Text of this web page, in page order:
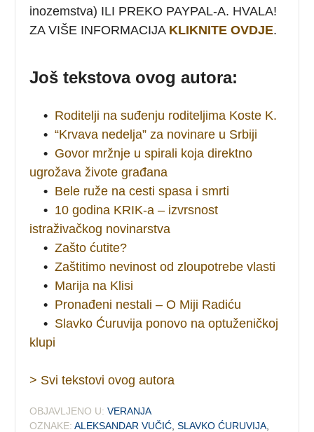
inozemstva) ILI PREKO PAYPAL-A. HVALA!
ZA VIŠE INFORMACIJA KLIKNITE OVDJE.
Još tekstova ovog autora:
• Roditelji na suđenju roditeljima Koste K.
• “Krvava nedelja” za novinare u Srbiji
• Govor mržnje u spirali koja direktno
ugrožava živote građana
• Bele ruže na cesti spasa i smrti
• 10 godina KRIK-a – izvrsnost
istraživačkog novinarstva
• Zašto ćutite?
• Zaštitimo nevinost od zloupotrebe vlasti
• Marija na Klisi
• Pronađeni nestali – O Miji Radiću
• Slavko Ćuruvija ponovo na optuženičkoj
klupi
> Svi tekstovi ovog autora
OBJAVLJENO U: VERANJA
OZNAKE: ALEKSANDAR VUČIĆ ,SLAVKO ĆURUVIJA